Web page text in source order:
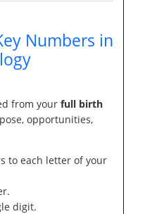
Numbers in
from your full birth
opportunities,
to each letter of your
digit.